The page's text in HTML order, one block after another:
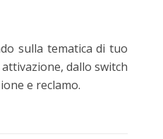
sulla tematica di tuo
dallo switch
e reclamo.